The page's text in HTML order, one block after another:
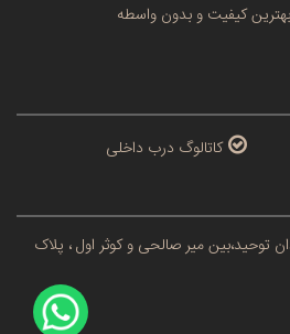
کیفیت و بدون واسطه
کاتالوگ درب داخلی
توحید،بین میر صالحی و کوثر اول ، پلاک